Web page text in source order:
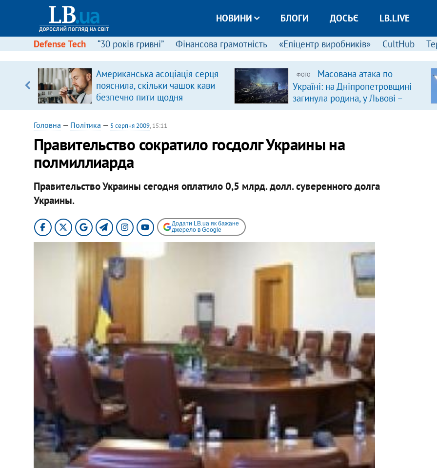
НОВИНИ БЛОГИ ДОСЬЄ LB.LIVE
Defense Tech “30 років гривні” Фінансова грамотність «Епіцентр виробників» CultHub
Американська асоціація серця
пояснила, скільки чашок кави
безпечно пити щодня
ФОТО
Масована атака по
Україні: на Дніпропетровщині
загинула родина, у Львові –
удар по багатоповерхівках
Головна — Політика — 5 серпня 2009, 15:11
Правительство сократило госдолг Украины на
полмиллиарда
Правительство Украины сегодня оплатило 0,5 млрд. долл. суверенного долга
Украины.
Додати LB.ua як бажане
джерело в Google